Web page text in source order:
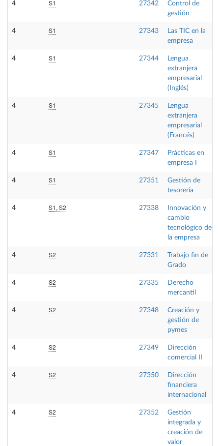
4 S1 27342
Control de
gestión
4 S1 27343
Las TIC en la
empresa
4 S1 27344
Lengua
extranjera
empresarial
(Inglés)
4 S1 27345
Lengua
extranjera
empresarial
(Francés)
4 S1 27347
Prácticas en
empresa I
4 S1 27351
Gestión de
tesorería
4 S1, S2 27338
Innovación y
cambio
tecnológico de
la empresa
4 S2 27331
Trabajo fin de
Grado
4 S2 27335
Derecho
mercantil
4 S2 27348
Creación y
gestión de
pymes
4 S2 27349
Dirección
comercial II
4 S2 27350
Dirección
financiera
internacional
4 S2 27352
Gestión
integrada y
creación de
valor